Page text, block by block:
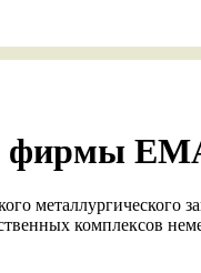
фирмы
металлургического
комплексов